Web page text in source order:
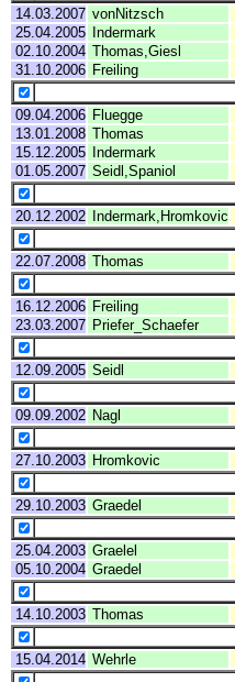
14.03.2007 vonNitzsch
25.04.2005
Indermark
02.10.2004 Thomas,Giesl
31.10.2006 Freiling
09.04.2006 Fluegge
13.01.2008 Thomas
15.12.2005
Indermark
01.05.2007 Seidl,Spaniol
20.12.2002 Indermark,Hromkovic
22.07.2008 Thomas
16.12.2006 Freiling
23.03.2007 Priefer_Schaefer
12.09.2005 Seidl
09.09.2002 Nagl
27.10.2003 Hromkovic
29.10.2003 Graedel
25.04.2003 Graelel
05.10.2004 Graedel
14.10.2003 Thomas
15.04.2014 Wehrle